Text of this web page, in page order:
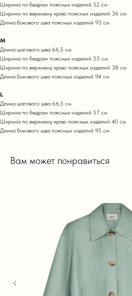
Ширина по бедрам поясных изделий 52 см
Ширина по верхнему краю поясных изделий 36 см
Длина бокового шва поясных изделий 93 см
M
Длина шагового шва 66,5 см
Ширина по бедрам поясных изделий 55 см
Ширина по верхнему краю поясных изделий 38 см
Длина бокового шва поясных изделий 94 см
L
Длина шагового шва 66,5 см
Ширина по бедрам поясных изделий 57 см
Ширина по верхнему краю поясных изделий 40 см
Длина бокового шва поясных изделий 95 см
Вам может понравиться